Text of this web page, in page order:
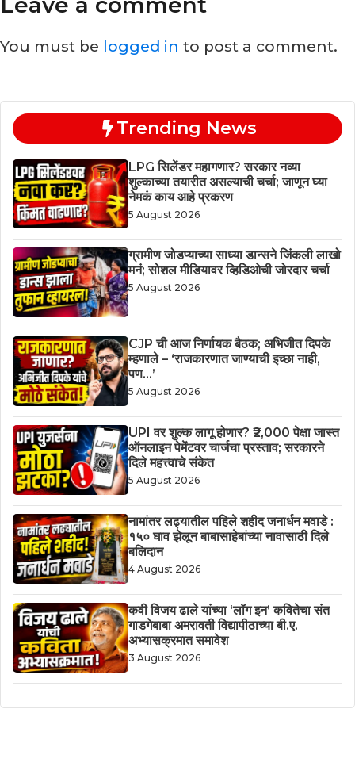
You must be logged in to post a comment.
Trending News
LPG सिलेंडर महागणार? सरकार नव्या
शुल्काच्या तयारीत असल्याची चर्चा; जाणून घ्या
नेमकं काय आहे प्रकरण
5 August 2026
ग्रामीण जोडप्याच्या साध्या डान्सने जिंकली लाखो
मनं; सोशल मीडियावर व्हिडिओची जोरदार चर्चा
5 August 2026
CJP ची आज निर्णायक बैठक; अभिजीत दिपके
म्हणाले – ‘राजकारणात जाण्याची इच्छा नाही,
पण…’
5 August 2026
UPI वर शुल्क लागू होणार? ₹2,000 पेक्षा जास्त
ऑनलाइन पेमेंटवर चार्जचा प्रस्ताव; सरकारने
दिले महत्त्वाचे संकेत
5 August 2026
नामांतर लढ्यातील पहिले शहीद जनार्धन मवाडे :
१५० घाव झेलून बाबासाहेबांच्या नावासाठी दिले
बलिदान
4 August 2026
कवी विजय ढाले यांच्या ‘लॉग इन’ कवितेचा संत
गाडगेबाबा अमरावती विद्यापीठाच्या बी.ए.
अभ्यासक्रमात समावेश
3 August 2026